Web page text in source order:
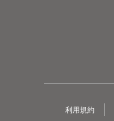
利用規約